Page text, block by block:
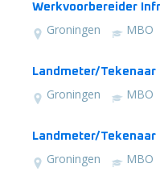
Werkvoorbereider
Groningen MBO
Landmeter/
Groningen MBO
Landmeter/
Groningen MBO